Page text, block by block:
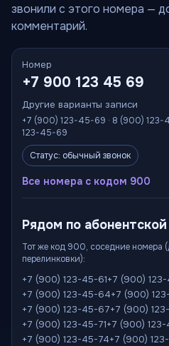
звонили с этого номера —
комментарий.
Номер
+7 900 123 45 69
Другие варианты записи
+7 (900) 123-45-69 · 8 (900)
123-45-69
Статус: обычный звонок
Все номера с кодом 900
Рядом по абонентской
Тот же код 900, соседние номера
перелинковки):
+7 (900) 123-45-61+7 (900)
+7 (900) 123-45-64+7 (900)
+7 (900) 123-45-67+7 (900)
+7 (900) 123-45-71+7 (900)
+7 (900) 123-45-74+7 (900)